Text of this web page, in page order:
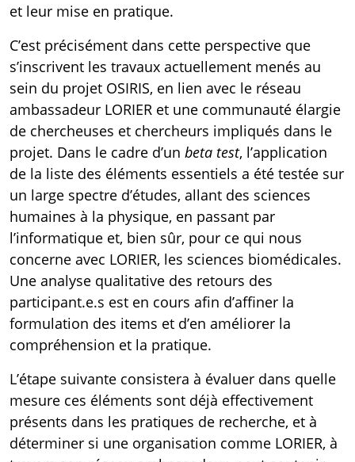
et leur mise en pratique.
C’est précisément dans cette perspective que
s’inscrivent les travaux actuellement menés au
sein du projet OSIRIS, en lien avec le réseau
ambassadeur LORIER et une communauté élargie
de chercheuses et chercheurs impliqués dans le
projet. Dans le cadre d’un beta test, l’application
de la liste des éléments essentiels a été testée sur
un large spectre d’études, allant des sciences
humaines à la physique, en passant par
l’informatique et, bien sûr, pour ce qui nous
concerne avec LORIER, les sciences biomédicales.
Une analyse qualitative des retours des
participant.e.s est en cours afin d’affiner la
formulation des items et d’en améliorer la
compréhension et la pratique.
L’étape suivante consistera à évaluer dans quelle
mesure ces éléments sont déjà effectivement
présents dans les pratiques de recherche, et à
déterminer si une organisation comme LORIER, à